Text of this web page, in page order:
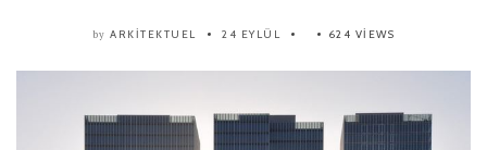
by ARKITEKTUEL 24 EYLÜL 624 VIEWS